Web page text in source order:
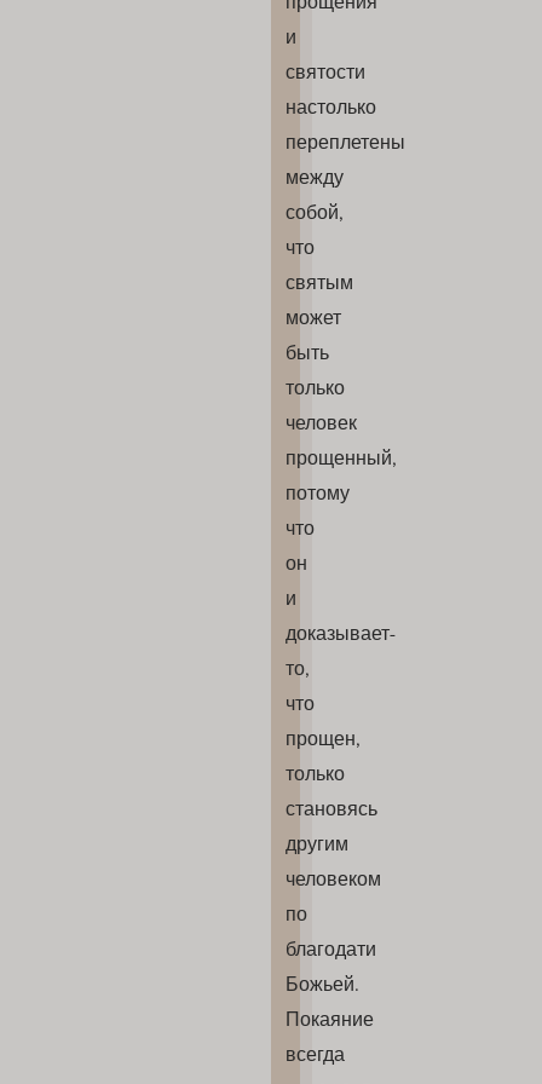
и
святости
настолько
переплетены
между
собой,
что
святым
может
быть
только
человек
прощенный,
потому
что
он
и
доказывает-
то,
что
прощен,
только
становясь
другим
человеком
по
благодати
Божьей.
Покаяние
всегда